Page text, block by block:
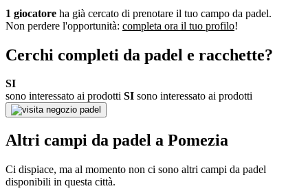
1 giocatore ha già cercato di prenotare il tuo campo da padel.
Non perdere l'opportunità: completa ora il tuo profilo!
Cerchi completi da padel e racchette?
SI
sono interessato ai prodotti SI sono interessato ai prodotti
negozio padel
Altri campi da padel a Pomezia
Ci dispiace, ma al momento non ci sono altri campi da padel
disponibili in questa città.